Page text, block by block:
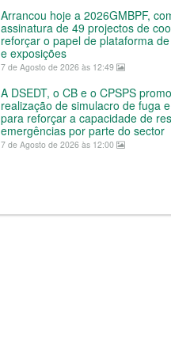
Arrancou hoje a 2026GMBPF,
assinatura de 49 projectos de
reforçar o papel de plataforma
e exposições
7 de Agosto de 2026 às 12:49
A DSEDT, o CB e o CPSPS
realização de simulacro de fuga
para reforçar a capacidade de
emergências por parte do sector
7 de Agosto de 2026 às 12:00